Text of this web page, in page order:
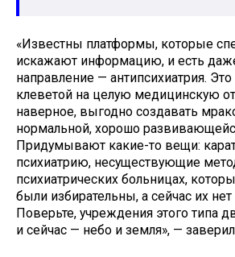
«Известны платформы, которые
искажают информацию, и есть
направление — антипсихиатрия.
клеветой на целую медицинскую
наверное, выгодно создавать
нормальной, хорошо
Придумывают какие-то вещи:
психиатрию, несуществующие
психиатрических больницах,
были избирательны, а сейчас их
Поверьте, учреждения этого типа
и сейчас — небо и земля», —